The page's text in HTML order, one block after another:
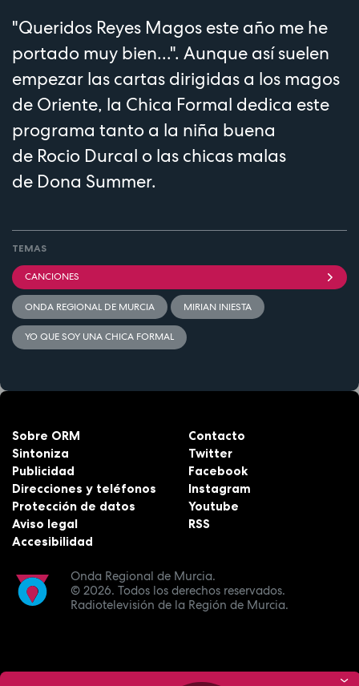
"Queridos Reyes Magos este año me he
portado muy bien...". Aunque así suelen
empezar las cartas dirigidas a los magos
de Oriente, la Chica Formal dedica este
programa tanto a la niña buena
de Rocio Durcal o las chicas malas
de Dona Summer.
TEMAS
CANCIONES
ONDA REGIONAL DE MURCIA MIRIAN INIESTA
YO QUE SOY UNA CHICA FORMAL
Onda Regional de Murcia.
© 2026. Todos los derechos reservados.
Radiotelevisión de la Región de Murcia.
Sobre ORM
Sintoniza
Publicidad
Direcciones y teléfonos
Protección de datos
Aviso legal
Accesibilidad
Contacto
Twitter
Facebook
Instagram
Youtube
RSS